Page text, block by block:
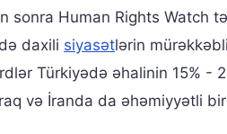
sonra Human Rights Watch
daxili siyasətlərin
Türkiyədə əhalinin 15% -
və İranda da əhəmiyyətli